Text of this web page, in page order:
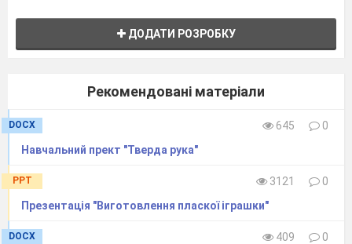
ДОДАТИ РОЗРОБКУ
Рекомендовані матеріали
DOCX 645
0
Навчальний прект "Тверда рука"
PPT 3121
0
Презентація "Виготовлення пласкої іграшки"
DOCX 409
0